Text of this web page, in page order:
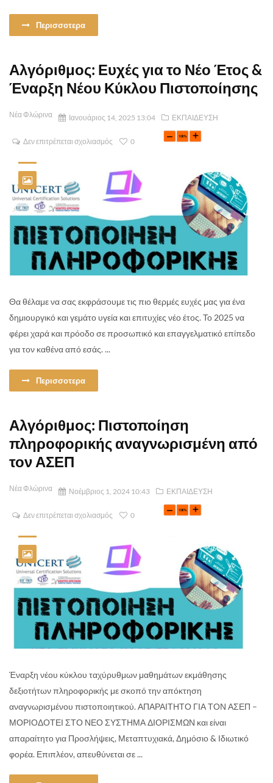
Περισσοτερα
Αλγόριθμος: Ευχές για το Νέο Έτος &
Έναρξη Νέου Κύκλου Πιστοποίησης
Νέα Φλώρινα Ιανουάριος 14, 2025 13:04 ΕΚΠΑΙΔΕΥΣΗ
Δεν επιτρέπεται σχολιασμός 0
Θα θέλαμε να σας εκφράσουμε τις πιο θερμές ευχές μας για ένα
δημιουργικό και γεμάτο υγεία και επιτυχίες νέο έτος. Το 2025 να
φέρει χαρά και πρόοδο σε προσωπικό και επαγγελματικό επίπεδο
για τον καθένα από εσάς. ...
Περισσοτερα
Αλγόριθμος: Πιστοποίηση
πληροφορικής αναγνωρισμένη από
τον ΑΣΕΠ
Νέα Φλώρινα Νοέμβριος 1, 2024 10:43 ΕΚΠΑΙΔΕΥΣΗ
Δεν επιτρέπεται σχολιασμός 0
Έναρξη νέου κύκλου ταχύρυθμων μαθημάτων εκμάθησης
δεξιοτήτων πληροφορικής με σκοπό την απόκτηση
αναγνωρισμένου πιστοποιητικού. ΑΠΑΡΑΙΤΗΤΟ ΓΙΑ ΤΟΝ ΑΣΕΠ –
ΜΟΡΙΟΔΟΤΕΙ ΣΤΟ ΝΕΟ ΣΥΣΤΗΜΑ ΔΙΟΡΙΣΜΩΝ και είναι
απαραίτητο για Προσλήψεις, Μεταπτυχιακά, Δημόσιο & Ιδιωτικό
φορέα. Επιπλέον, απευθύνεται σε ...